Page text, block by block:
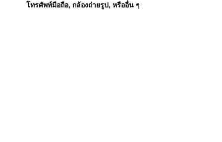
โทรศัพท์มือถือ, กล้องถ่ายรูป, หรืออื่น ๆ